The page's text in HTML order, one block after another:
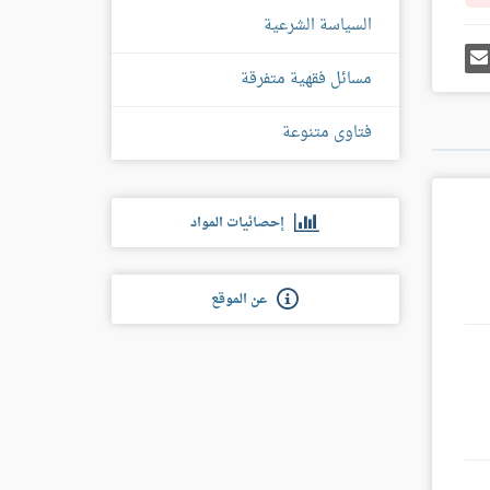
إرسل
إيميل
السياسة الشرعية
مسائل فقهية متفرقة
فتاوى متنوعة
إحصائيات المواد
عن الموقع